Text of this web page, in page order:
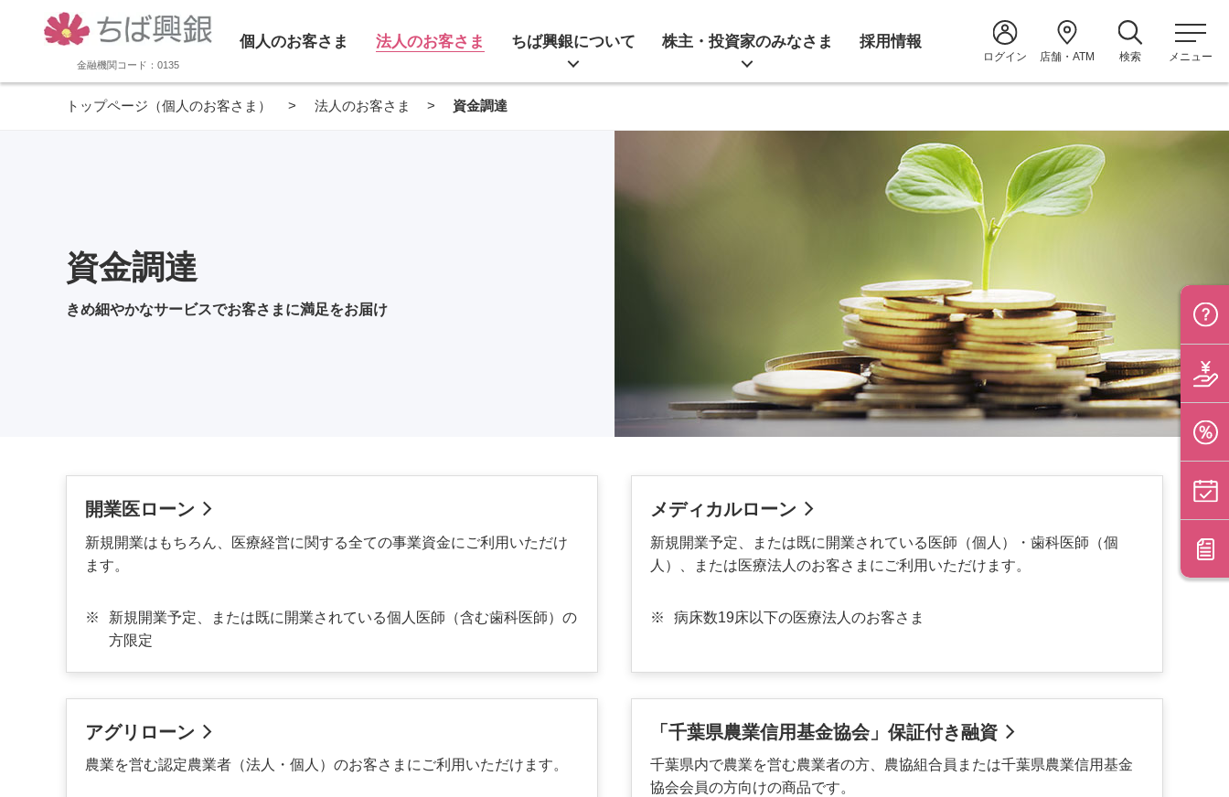
金融機関コード：0135
個人のお客さま 法人のお客さま ちば興銀について 株主・投資家のみなさま 採用情報
ログイン 店舗・ATM 検索 メニュー
トップページ（個人のお客さま） 法人のお客さま 資金調達
資金調達
きめ細やかなサービスでお客さまに満足をお届け
開業医ローン
新規開業はもちろん、医療経営に関する全ての事業資金にご利用いただけ
ます。
※
新規開業予定、または既に開業されている個人医師（含む歯科医師）の
方限定
メディカルローン
新規開業予定、または既に開業されている医師（個人）・歯科医師（個
人）、または医療法人のお客さまにご利用いただけます。
※ 病床数19床以下の医療法人のお客さま
アグリローン
農業を営む認定農業者（法人・個人）のお客さまにご利用いただけます。
「千葉県農業信用基金協会」保証付き融資
千葉県内で農業を営む農業者の方、農協組合員または千葉県農業信用基金
協会会員の方向けの商品です。